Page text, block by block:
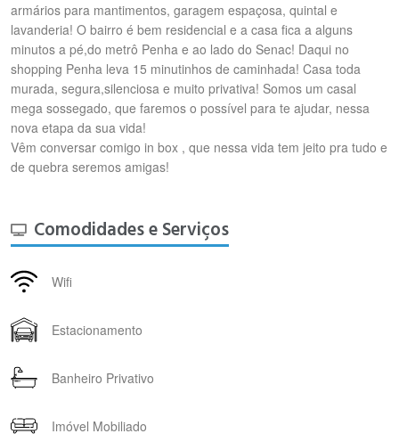
armários para mantimentos, garagem espaçosa, quintal e
lavanderia! O bairro é bem residencial e a casa fica a alguns
minutos a pé,do metrô Penha e ao lado do Senac! Daqui no
shopping Penha leva 15 minutinhos de caminhada! Casa toda
murada, segura,silenciosa e muito privativa! Somos um casal
mega sossegado, que faremos o possível para te ajudar, nessa
nova etapa da sua vida!
Vêm conversar comigo in box , que nessa vida tem jeito pra tudo e
de quebra seremos amigas!
Comodidades e Serviços
Wifi
Estacionamento
Banheiro Privativo
Imóvel Mobiliado